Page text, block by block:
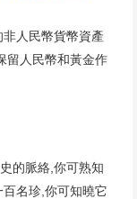
人民幣貨幣資產
留人民幣和黃金作
的脈絡,你可熟知
名珍,你可知曉它